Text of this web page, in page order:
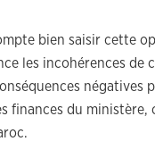
bien saisir cette
les incohérences de
négatives
finances du ministère,